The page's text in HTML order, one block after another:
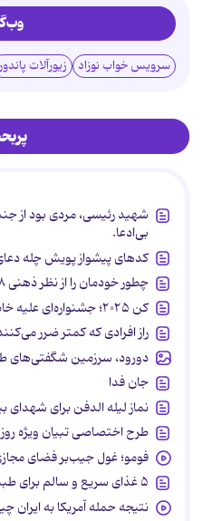
سرویس خواب نوزاد زیورآلات
شهید رئیسی، مردی بود از
بی‌ادعا.
کدهای پیشواز پویش چله
چطور خودمان را از نظر ذهنی ۳۸ برابر قوی‌تر کنیم؟
کن ۲۰۲۵؛ جشنواره‌ای علیه خانواده
راز افرادی که کمتر ضرر
دورود، سرزمین شگفتی‌های
جان فدا
نماز لیله الدفن برای شهدای
طرح اختصاصی تبیان ویژه
فومو؛ غول جیب‌بر فضای
۵ غذای سریع و سالم برای طبیعت‌گردی
نتیجه حمله آمریکا به ایران